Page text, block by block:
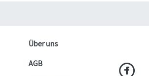
Über uns
AGB